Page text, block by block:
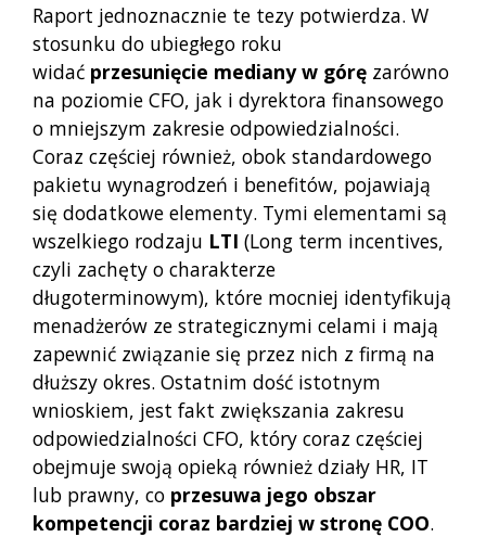
Raport jednoznacznie te tezy potwierdza. W
stosunku do ubiegłego roku
widać przesunięcie mediany w górę zarówno
na poziomie CFO, jak i dyrektora finansowego
o mniejszym zakresie odpowiedzialności.
Coraz częściej również, obok standardowego
pakietu wynagrodzeń i benefitów, pojawiają
się dodatkowe elementy. Tymi elementami są
wszelkiego rodzaju LTI (Long term incentives,
czyli zachęty o charakterze
długoterminowym), które mocniej identyfikują
menadżerów ze strategicznymi celami i mają
zapewnić związanie się przez nich z firmą na
dłuższy okres. Ostatnim dość istotnym
wnioskiem, jest fakt zwiększania zakresu
odpowiedzialności CFO, który coraz częściej
obejmuje swoją opieką również działy HR, IT
lub prawny, co przesuwa jego obszar
kompetencji coraz bardziej w stronę COO.